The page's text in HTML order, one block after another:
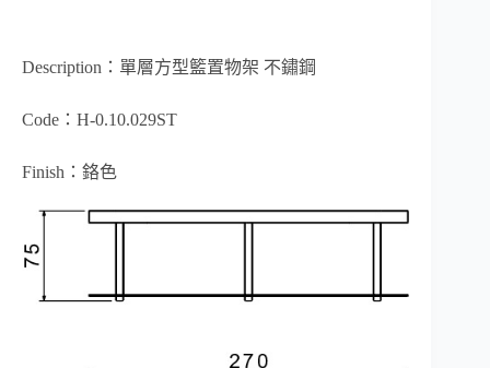
Description：單層方型籃置物架 不鏽鋼
Code：H-0.10.029ST
Finish：鉻色